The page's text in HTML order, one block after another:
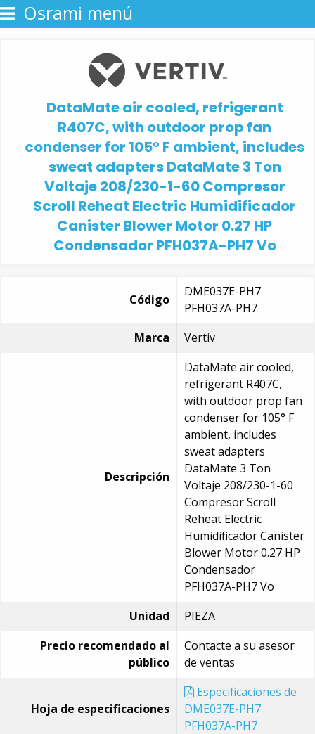
Osrami menú
DataMate air cooled, refrigerant
R407C, with outdoor prop fan
condenser for 105° F ambient, includes
sweat adapters DataMate 3 Ton
Voltaje 208/230-1-60 Compresor
Scroll Reheat Electric Humidificador
Canister Blower Motor 0.27 HP
Condensador PFH037A-PH7 Vo
Código
DME037E-PH7
PFH037A-PH7
Marca
Vertiv
Descripción
DataMate air cooled,
refrigerant R407C,
with outdoor prop fan
condenser for 105° F
ambient, includes
sweat adapters
DataMate 3 Ton
Voltaje 208/230-1-60
Compresor Scroll
Reheat Electric
Humidificador Canister
Blower Motor 0.27 HP
Condensador
PFH037A-PH7 Vo
Unidad
PIEZA
Precio recomendado al
público
Contacte a su asesor
de ventas
Hoja de especificaciones
Especificaciones de
DME037E-PH7
PFH037A-PH7